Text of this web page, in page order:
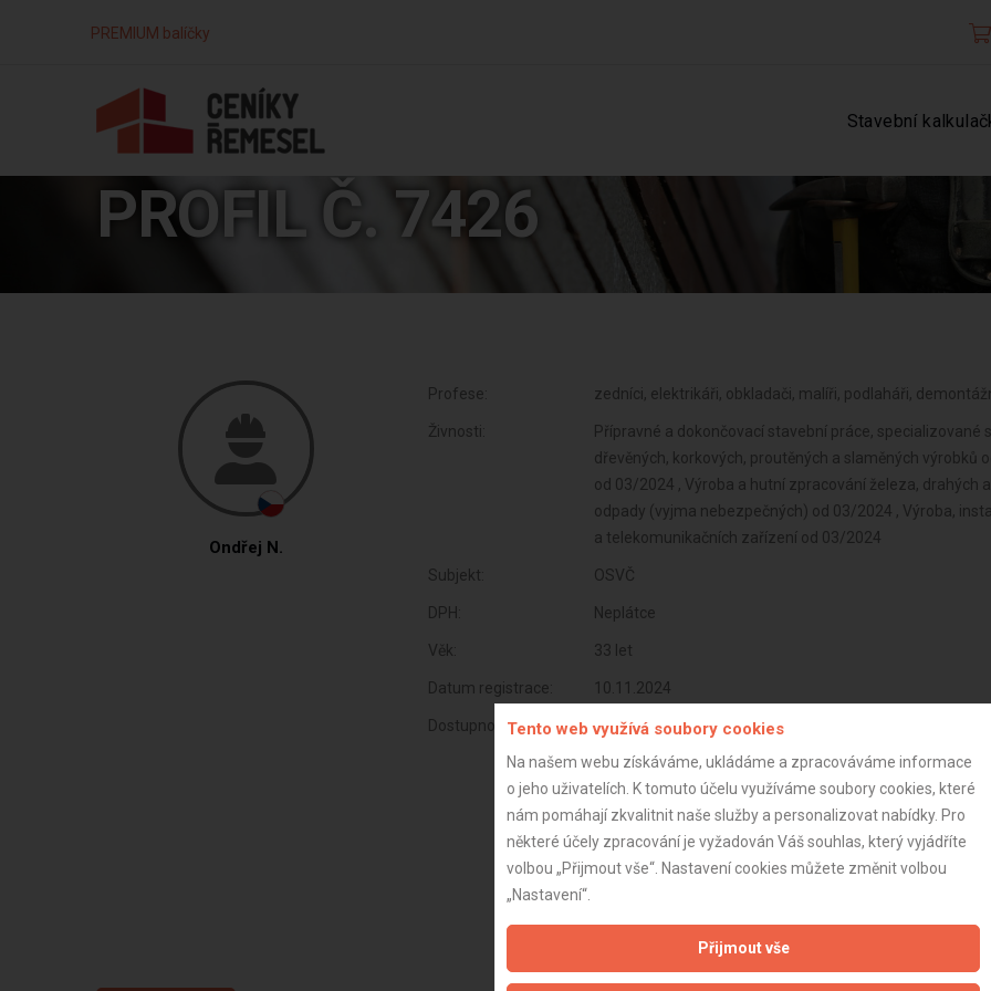
PREMIUM balíčky
Stavební
PROFIL Č. 7426
Ondřej N.
Profese: zedníci, elektrikáři, obkladači, malíři, podlaháři,
Živnosti:
Přípravné a dokončovací stavební práce,
dřevěných, korkových, proutěných a slaměných
od 03/2024 , Výroba a hutní zpracování železa, drahých
odpady (vyjma nebezpečných) od 03/2024 , Výroba,
a telekomunikačních zařízení od 03/2024
Subjekt: OSVČ
DPH: Neplátce
Věk: 33 let
Datum registrace: 10.11.2024
Dostupnost:Tento web využívá soubory cookies
Na našem webu získáváme, ukládáme a zpracováváme informace
o jeho uživatelích. K tomuto účelu využíváme soubory cookies, které
nám pomáhají zkvalitnit naše služby a personalizovat nabídky. Pro
některé účely zpracování je vyžadován Váš souhlas, který vyjádříte
volbou „Přijmout vše“. Nastavení cookies můžete změnit volbou
„Nastavení“.
Přijmout vše